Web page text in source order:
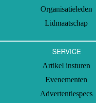
Organisatieleden
Lidmaatschap
SERVICE
Artikel insturen
Evenementen
Advertentiespecs